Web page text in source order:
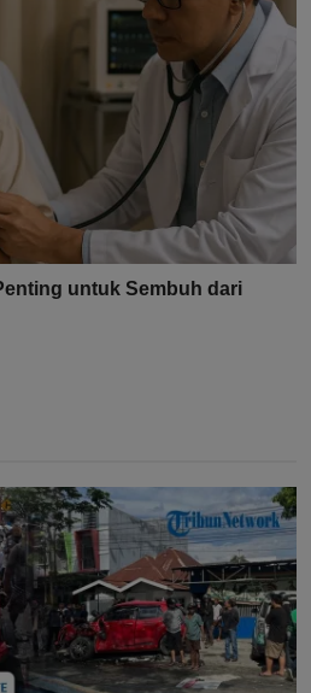
untuk Sembuh dari